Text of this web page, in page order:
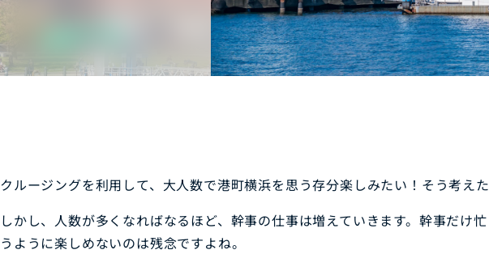
クルージングを利用して、大人数で港町横浜を思う存分楽しみたい！そう考え
しかし、人数が多くなればなるほど、幹事の仕事は増えていきます。幹事だけ
うように楽しめないのは残念ですよね。